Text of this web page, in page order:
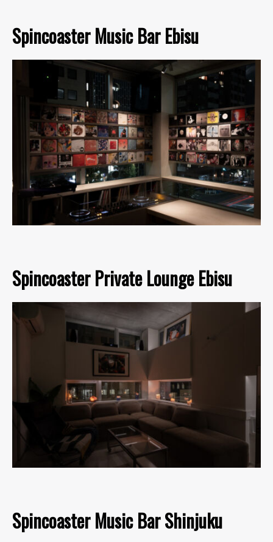
Spincoaster Music Bar Ebisu
Spincoaster Private Lounge Ebisu
Spincoaster Music Bar Shinjuku